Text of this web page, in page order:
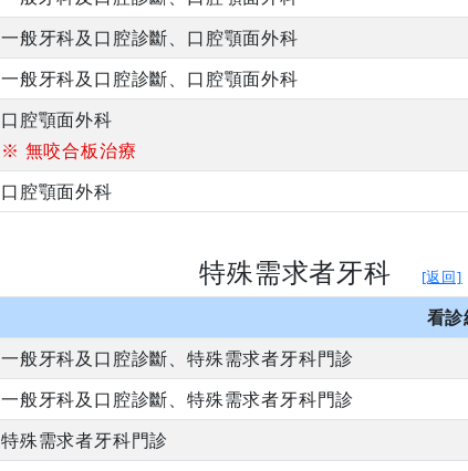
一般牙科及口腔診斷、口腔顎面外科
一般牙科及口腔診斷、口腔顎面外科
口腔顎面外科
※ 無咬合板治療
口腔顎面外科
特殊需求者牙科 [返回]
看
一般牙科及口腔診斷、特殊需求者牙科門診
一般牙科及口腔診斷、特殊需求者牙科門診
特殊需求者牙科門診